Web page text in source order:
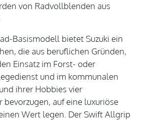
von Radvollblenden aus
Basismodell bietet Suzuki ein
die aus beruflichen Gründen,
Einsatz im Forst- oder
und im kommunalen
ihrer Hobbies vier
bevorzugen, auf eine luxuriöse
Wert legen. Der Swift Allgrip